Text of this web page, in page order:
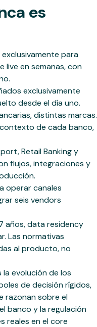
es
para
live en semanas, con
exclusivamente
desde el día uno.
distintas marcas.
de cada banco,
Retail Banking y
flujos, integraciones y
operar canales
seis vendors
años, data residency
Las normativas
al producto, no
evolución de los
de decisión rígidos,
razonan sobre el
banco y la regulación
reales en el core